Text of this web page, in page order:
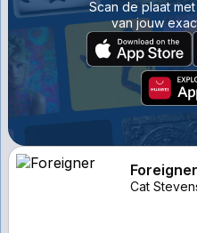
Scan de plaat
van jouw
Foreigner
Cat